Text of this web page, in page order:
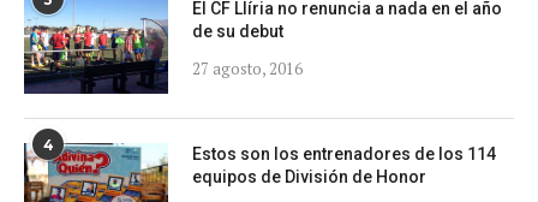
El CF Llíria no renuncia a nada en el año
de su debut
27 agosto, 2016
4
Estos son los entrenadores de los 114
equipos de División de Honor